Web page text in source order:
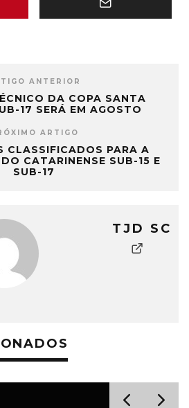
ANTERIOR
DA COPA SANTA
17 SERÁ EM AGOSTO
ARTIGO
CLASSIFICADOS PARA A
CATARINENSE SUB-15 E
SUB-17
TJD SC